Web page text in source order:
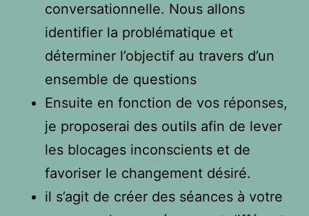
conversationnelle. Nous allons
identifier la problématique et
déterminer l’objectif au travers d’un
ensemble de questions
Ensuite en fonction de vos réponses,
je proposerai des outils afin de lever
les blocages inconscients et de
favoriser le changement désiré.
il s’agit de créer des séances à votre